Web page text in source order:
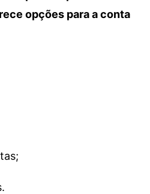
opções para a conta